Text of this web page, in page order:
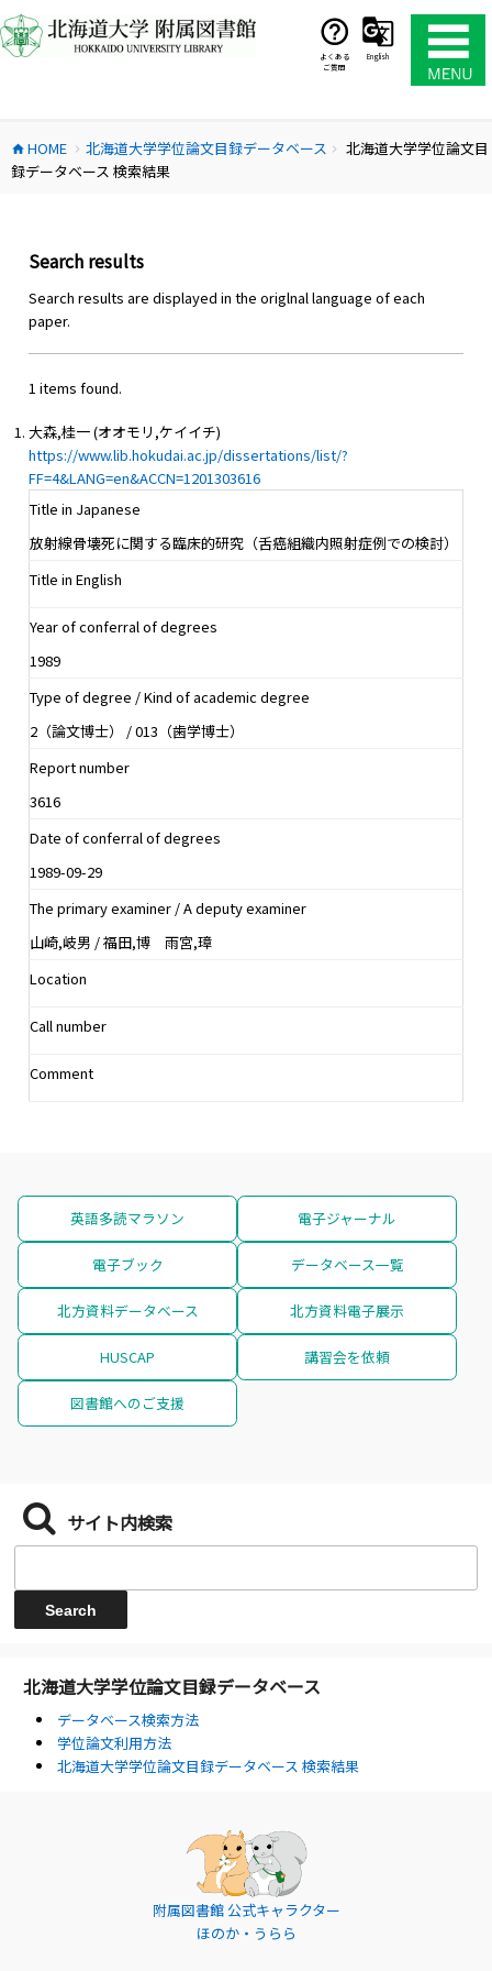
ン
テ
ス
キ
よくある
ご質問
English
home HOME chevron_right 北海道大学学位論文目録データベース chevron_right
北海道大学学位論文目
録データベース 検索結果
Search results
Search results are displayed in the origlnal language of each
paper.
1 items found.
大森,桂一 (オオモリ,ケイイチ)
https://www.lib.hokudai.ac.jp/dissertations/list/?
FF=4&LANG=en&ACCN=1201303616
Title in Japanese
放射線骨壊死に関する臨床的研究（舌癌組織内照射症例での検討）
Title in English
Year of conferral of degrees
1989
Type of degree / Kind of academic degree
2（論文博士） / 013（歯学博士）
Report number
3616
Date of conferral of degrees
1989-09-29
The primary examiner / A deputy examiner
山崎,岐男 / 福田,博 雨宮,璋
Location
Call number
Comment
英語多読マラソン 電子ジャーナル
電子ブック データベース一覧
北方資料データベース 北方資料電子展示
HUSCAP 講習会を依頼
図書館へのご支援
サイト内検索
北海道大学学位論文目録データベース
データベース検索方法
学位論文利用方法
北海道大学学位論文目録データベース 検索結果
附属図書館 公式キャラクター
ほのか・うらら